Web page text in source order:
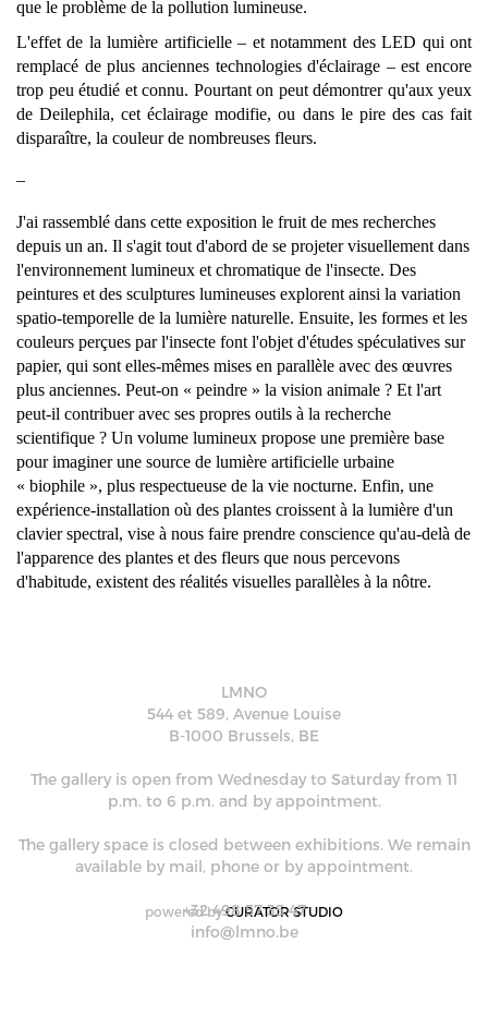
que le problème de la pollution lumineuse.
L'effet de la lumière artificielle – et notamment des LED qui ont
remplacé de plus anciennes technologies d'éclairage – est encore
trop peu étudié et connu. Pourtant on peut démontrer qu'aux yeux
de Deilephila, cet éclairage modifie, ou dans le pire des cas fait
disparaître, la couleur de nombreuses fleurs.
J'ai rassemblé dans cette exposition le fruit de mes recherches
depuis un an. Il s'agit tout d'abord de se projeter visuellement dans
l'environnement lumineux et chromatique de l'insecte. Des
peintures et des sculptures lumineuses explorent ainsi la variation
spatio-temporelle de la lumière naturelle. Ensuite, les formes et les
couleurs perçues par l'insecte font l'objet d'études spéculatives sur
papier, qui sont elles-mêmes mises en parallèle avec des œuvres
plus anciennes. Peut-on « peindre » la vision animale ? Et l'art
peut-il contribuer avec ses propres outils à la recherche
scientifique ? Un volume lumineux propose une première base
pour imaginer une source de lumière artificielle urbaine
« biophile », plus respectueuse de la vie nocturne. Enfin, une
expérience-installation où des plantes croissent à la lumière d'un
clavier spectral, vise à nous faire prendre conscience qu'au-delà de
l'apparence des plantes et des fleurs que nous percevons
d'habitude, existent des réalités visuelles parallèles à la nôtre.
LMNO
544 et 589, Avenue Louise
B-1000 Brussels, BE
powered by CURATOR STUDIO
The gallery is open from Wednesday to Saturday from 11
p.m. to 6 p.m. and by appointment.
The gallery space is closed between exhibitions. We remain
available by mail, phone or by appointment.
+32 498 57 35 47
info@lmno.be